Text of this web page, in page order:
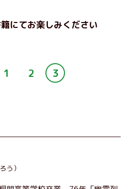
にてお楽しみください
1 2 3
う）